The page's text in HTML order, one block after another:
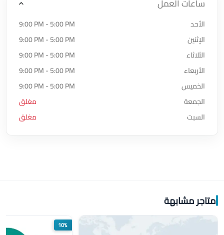
ساعات العمل
الأحد
9:00 PM - 5:00 PM
الإثنين
9:00 PM - 5:00 PM
الثلاثاء
9:00 PM - 5:00 PM
الأربعاء
9:00 PM - 5:00 PM
الخميس
9:00 PM - 5:00 PM
الجمعة
مغلق
السبت
مغلق
متاجر مشابهة
10%